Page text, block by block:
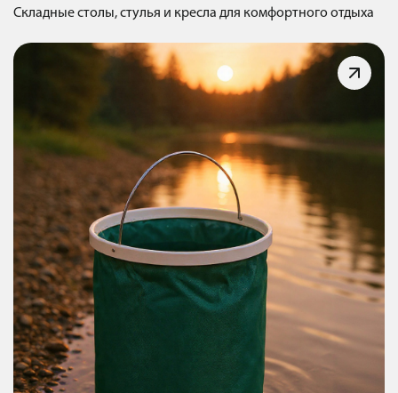
Складные столы, стулья и кресла для комфортного отдыха